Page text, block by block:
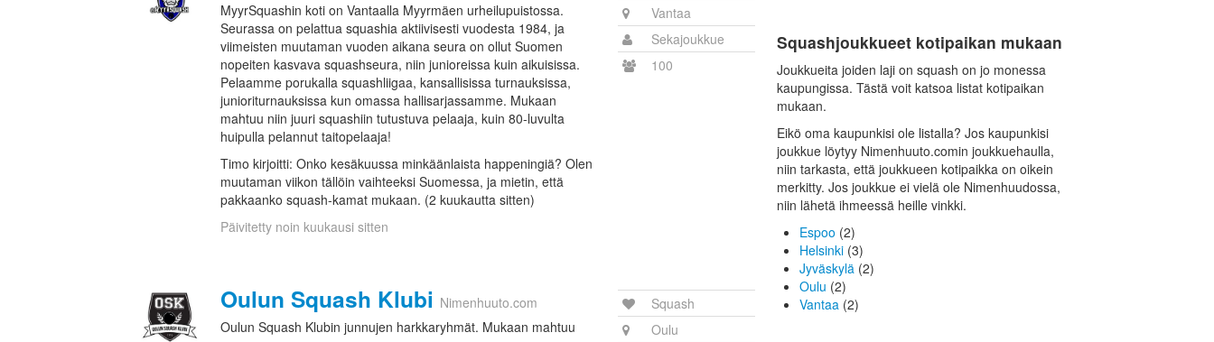
MyyrSquashin koti on Vantaalla Myyrmäen urheilupuistossa.
Seurassa on pelattua squashia aktiivisesti vuodesta 1984, ja
viimeisten muutaman vuoden aikana seura on ollut Suomen
nopeiten kasvava squashseura, niin junioreissa kuin aikuisissa.
Pelaamme porukalla squashliigaa, kansallisissa turnauksissa,
junioriturnauksissa kun omassa hallisarjassamme. Mukaan
mahtuu niin juuri squashiin tutustuva pelaaja, kuin 80-luvulta
huipulla pelannut taitopelaaja!
Timo kirjoitti: Onko kesäkuussa minkäänlaista happeningiä? Olen
muutaman viikon tällöin vaihteeksi Suomessa, ja mietin, että
pakkaanko squash-kamat mukaan. (2 kuukautta sitten)
Päivitetty noin kuukausi sitten
Vantaa
Sekajoukkue
100
Oulun Squash Klubi Nimenhuuto.com
Oulun Squash Klubin junnujen harkkaryhmät. Mukaan mahtuu
Squash
Oulu
Squashjoukkueet kotipaikan mukaan
Joukkueita joiden laji on squash on jo monessa
kaupungissa. Tästä voit katsoa listat kotipaikan
mukaan.
Eikö oma kaupunkisi ole listalla? Jos kaupunkisi
joukkue löytyy Nimenhuuto.comin joukkuehaulla,
niin tarkasta, että joukkueen kotipaikka on oikein
merkitty. Jos joukkue ei vielä ole Nimenhuudossa,
niin lähetä ihmeessä heille vinkki.
Espoo (2)
Helsinki (3)
Jyväskylä (2)
Oulu (2)
Vantaa (2)